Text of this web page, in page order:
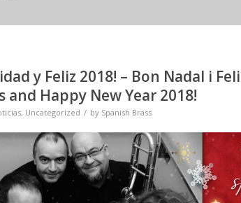
y Feliz 2018! – Bon Nadal i
and Happy New Year 2018!
, Uncategorized by Spanish Brass